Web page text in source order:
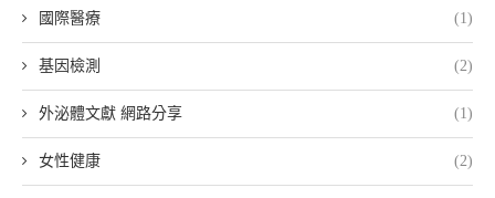
國際醫療 (1)
基因檢測 (2)
外泌體文獻 網路分享 (1)
女性健康 (2)